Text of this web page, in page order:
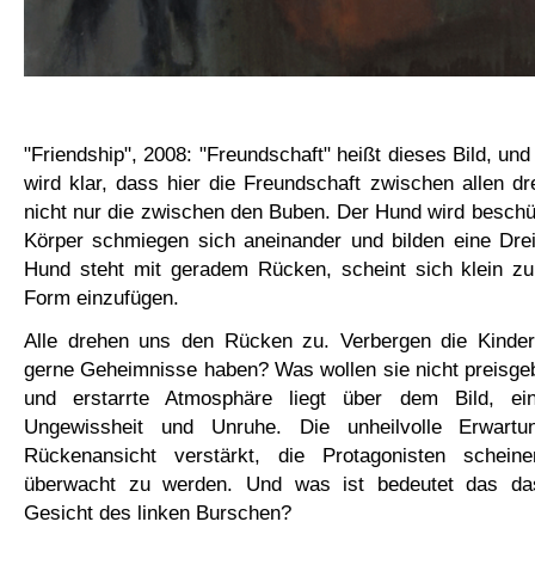
"Friendship", 2008: "Freundschaft" heißt dieses Bild,
wird klar, dass hier die Freundschaft zwischen allen
nicht nur die zwischen den Buben. Der Hund wird
Körper schmiegen sich aneinander und bilden eine
Hund steht mit geradem Rücken, scheint sich klein
Form einzufügen.
Alle drehen uns den Rücken zu. Verbergen die
gerne Geheimnisse haben? Was wollen sie nicht
und erstarrte Atmosphäre liegt über dem Bild,
Ungewissheit und Unruhe. Die unheilvolle
Rückenansicht verstärkt, die Protagonisten
überwacht zu werden. Und was ist bedeutet das
Gesicht des linken Burschen?